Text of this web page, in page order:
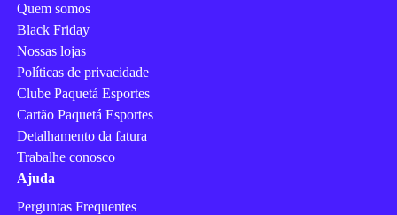
Quem somos
Black Friday
Nossas lojas
Políticas de privacidade
Clube Paquetá Esportes
Cartão Paquetá Esportes
Detalhamento da fatura
Trabalhe conosco
Ajuda
Perguntas Frequentes